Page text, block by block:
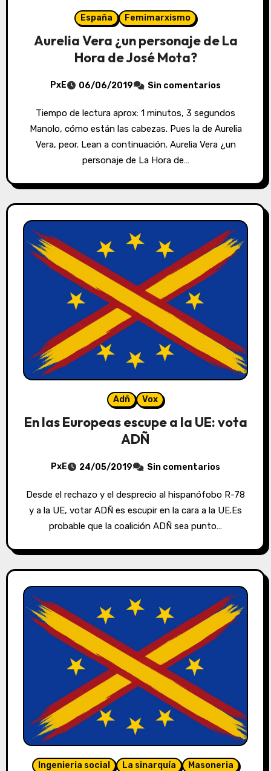
España Femimarxismo
Aurelia Vera ¿un personaje de La
Hora de José Mota?
PxE 06/06/2019 Sin comentarios
Tiempo de lectura aprox: 1 minutos, 3 segundos
Manolo, cómo están las cabezas. Pues la de Aurelia
Vera, peor. Lean a continuación. Aurelia Vera ¿un
personaje de La Hora de…
Adñ Vox
En las Europeas escupe a la UE: vota
ADÑ
PxE 24/05/2019 Sin comentarios
Desde el rechazo y el desprecio al hispanófobo R-78
y a la UE, votar ADÑ es escupir en la cara a la UE.Es
probable que la coalición ADÑ sea punto…
Ingenieria social La sinarquía Masoneria